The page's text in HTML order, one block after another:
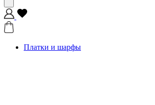
Платки и шарфы